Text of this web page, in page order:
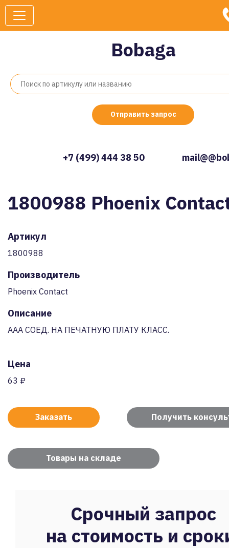
Bobaga
Отправить запрос
+7 (499) 444 38 50
1800988 Phoenix
Артикул
1800988
Производитель
Phoenix Contact
Описание
AAA СОЕД. НА ПЕЧАТНУЮ ПЛАТУ КЛАСС.
Цена
63 ₽
Заказать Получить
Товары на складе
Срочный запрос
на стоимость и